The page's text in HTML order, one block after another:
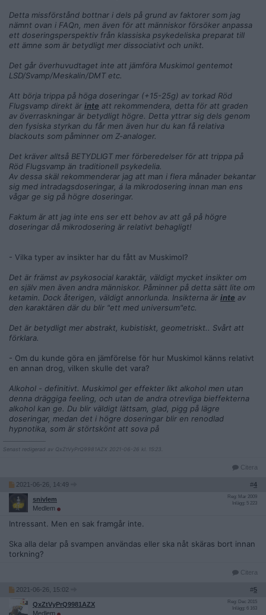
Detta missförstånd bottnar i dels på grund av faktorer som jag
nämnt ovan i FAQn, men även för att människor försöker anpassa
ett doseringsperspektiv från klassiska psykedeliska preparat till
ett ämne som är betydligt mer dissociativt och unikt.
Det går överhuvudtaget inte att jämföra Muskimol gentemot
LSD/Svamp/Meskalin/DMT etc.
Att börja trippa på höga doseringar (+15-25g) av torkad Röd
Flugsvamp direkt är inte att rekommendera, detta för att graden
av överraskningar är betydligt högre. Detta yttrar sig dels genom
den fysiska styrkan du får men även hur du kan få relativa
blackouts som påminner om Z-analoger.
Det kräver alltså BETYDLIGT mer förberedelser för att trippa på
Röd Flugsvamp än traditionell psykedelia.
Av dessa skäl rekommenderar jag att man i flera månader bekantar
sig med intradagsdoseringar, á la mikrodosering innan man ens
vågar ge sig på högre doseringar.
Faktum är att jag inte ens ser ett behov av att gå på högre
doseringar då mikrodosering är relativt behagligt!
- Vilka typer av insikter har du fått av Muskimol?
Det är främst av psykosocial karaktär, väldigt mycket insikter om
en själv men även andra människor. Påminner på detta sätt lite om
ketamin. Dock återigen, väldigt annorlunda. Insikterna är inte av
den karaktären där du blir "ett med universum"etc.
Det är betydligt mer abstrakt, kubistiskt, geometriskt.. Svårt att
förklara.
- Om du kunde göra en jämförelse för hur Muskimol känns relativt
en annan drog, vilken skulle det vara?
Alkohol - definitivt. Muskimol ger effekter likt alkohol men utan
denna dräggiga feeling, och utan de andra otrevliga bieffekterna
alkohol kan ge. Du blir väldigt lättsam, glad, pigg på lägre
doseringar, medan det i högre doseringar blir en renodlad
hypnotika, som är störtskönt att sova på
Senast redigerad av QxZtVyPrQ9981AZX 2021-06-26 kl. 15:23.
Citera
2021-06-26, 14:49 #4
snivlem
Medlem
Reg: Mar 2009
Inlägg: 5 223
Intressant. Men en sak framgår inte.
Ska alla delar på svampen användas eller ska nåt skäras bort innan
torkning?
Citera
2021-06-26, 15:02 #5
QxZtVyPrQ9981AZX
Medlem
Reg: Dec 2015
Inlägg: 6 163